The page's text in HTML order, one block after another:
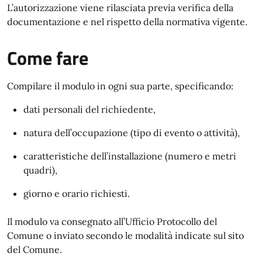
L’autorizzazione viene rilasciata previa verifica della
documentazione e nel rispetto della normativa vigente.
Come fare
Compilare il modulo in ogni sua parte, specificando:
dati personali del richiedente,
natura dell’occupazione (tipo di evento o attività),
caratteristiche dell’installazione (numero e metri
quadri),
giorno e orario richiesti.
Il modulo va consegnato all’Ufficio Protocollo del
Comune o inviato secondo le modalità indicate sul sito
del Comune.